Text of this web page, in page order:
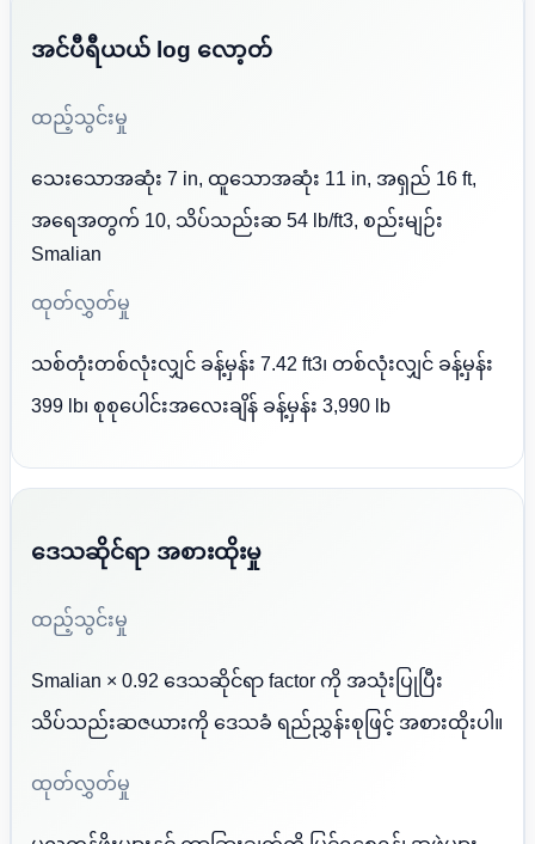
အင်ပီရီယယ် log လော့တ်
ထည့်သွင်းမှု
သေးသောအဆုံး 7 in, ထူသောအဆုံး 11 in, အရှည် 16 ft,
အရေအတွက် 10, သိပ်သည်းဆ 54 lb/ft3, စည်းမျဉ်း
Smalian
ထုတ်လွှတ်မှု
သစ်တုံးတစ်လုံးလျှင် ခန့်မှန်း 7.42 ft3၊ တစ်လုံးလျှင် ခန့်မှန်း
399 lb၊ စုစုပေါင်းအလေးချိန် ခန့်မှန်း 3,990 lb
ဒေသဆိုင်ရာ အစားထိုးမှု
ထည့်သွင်းမှု
Smalian × 0.92 ဒေသဆိုင်ရာ factor ကို အသုံးပြုပြီး
သိပ်သည်းဆဇယားကို ဒေသခံ ရည်ညွှန်းစုဖြင့် အစားထိုးပါ။
ထုတ်လွှတ်မှု